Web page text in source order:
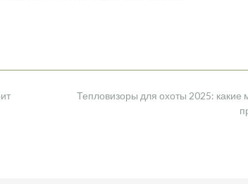
Тепловизоры для охоты 2025: